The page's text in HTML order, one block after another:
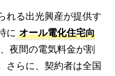
れる出光興産が提供す
に オール電化住宅向
夜間の電気料金が割
さらに、契約者は全国